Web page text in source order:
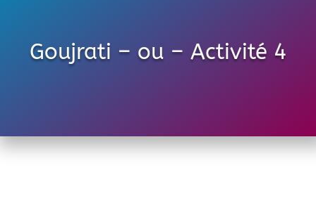
Goujrati – ou – Activité 4